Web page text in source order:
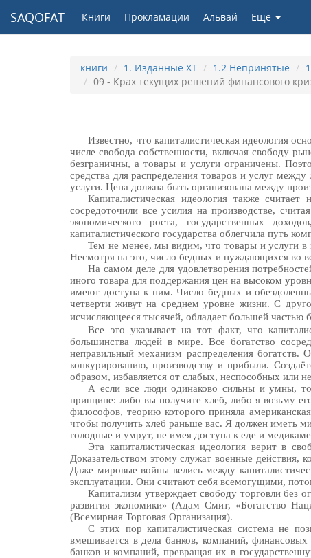
SAQOFAT Книги Прокламации Альвай Еще
книги 1. Изданные ХТ 1.2 Непринятые
09 - Крах текущих решений финансового
Известно, что капиталистическая идеология
числе свобода собственности, включая свободу
безграничны, а товары и услуги ограничены.
средства для распределения товаров и услуг
услуги. Цена должна быть организована между
Капиталистическая идеология также
сосредоточили все усилия на производстве,
экономического роста, государственных
капиталистического государства облегчила путь
Тем не менее, мы видим, что товары и услуги в
Несмотря на это, число бедных и нуждающихся во
На самом деле для удовлетворения
иного товара для поддержания цен на высоком
имеют доступа к ним. Число бедных и
четверти живут на среднем уровне жизни. С
исчисляющееся тысячей, обладает большей частью
Все это указывает на тот факт, что
большинства людей в мире. Все богатство
неправильный механизм распределения
конкурированию, производству и прибыли.
образом, избавляется от слабых, неспособных или
А если все люди одинаково сильны и умны,
принципе: либо вы получите хлеб, либо я возьму
философов, теорию которого приняла
чтобы получить хлеб раньше вас. Я должен иметь
голодные и умрут, не имея доступа к еде и
Эта капиталистическая идеология верит в
Доказательством этому служат военные
Даже мировые войны велись между
эксплуатации. Они считают себя всемогущими,
Капитализм утверждает свободу торговли без
развития экономики» (Адам Смит, «Богатство
(Всемирная Торговая Организация).
С этих пор капиталистическая система не
вмешивается в дела банков, компаний,
банков и компаний, превращая их в